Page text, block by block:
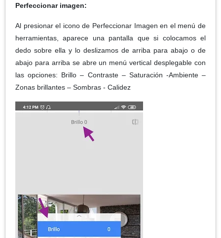
Perfeccionar imagen:
Al presionar el icono de Perfeccionar Imagen en el menú de
herramientas, aparece una pantalla que si colocamos el
dedo sobre ella y lo deslizamos de arriba para abajo o de
abajo para arriba se abre un menú vertical desplegable con
las opciones: Brillo – Contraste – Saturación -Ambiente –
Zonas brillantes – Sombras - Calidez